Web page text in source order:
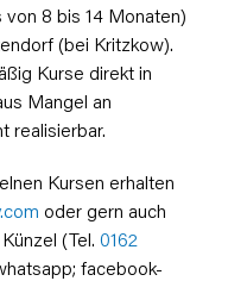
8 bis 14 Monaten)
(bei Kritzkow).
Kurse direkt in
Mangel an
realisierbar.
Kursen erhalten
oder gern auch
(Tel.0162
facebook-